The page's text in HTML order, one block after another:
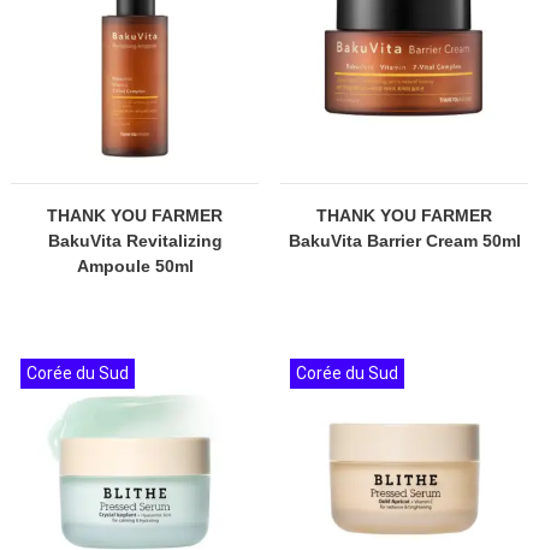
THANK YOU FARMER
BakuVita Revitalizing
Ampoule 50ml
THANK YOU FARMER
BakuVita Barrier Cream 50ml
Corée du Sud Corée du Sud